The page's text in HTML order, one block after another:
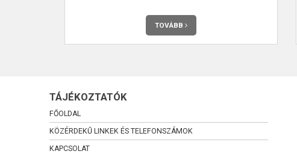
TOVÁBB
TÁJÉKOZTATÓK
FŐOLDAL
KÖZÉRDEKŰ LINKEK ÉS TELEFONSZÁMOK
KAPCSOLAT